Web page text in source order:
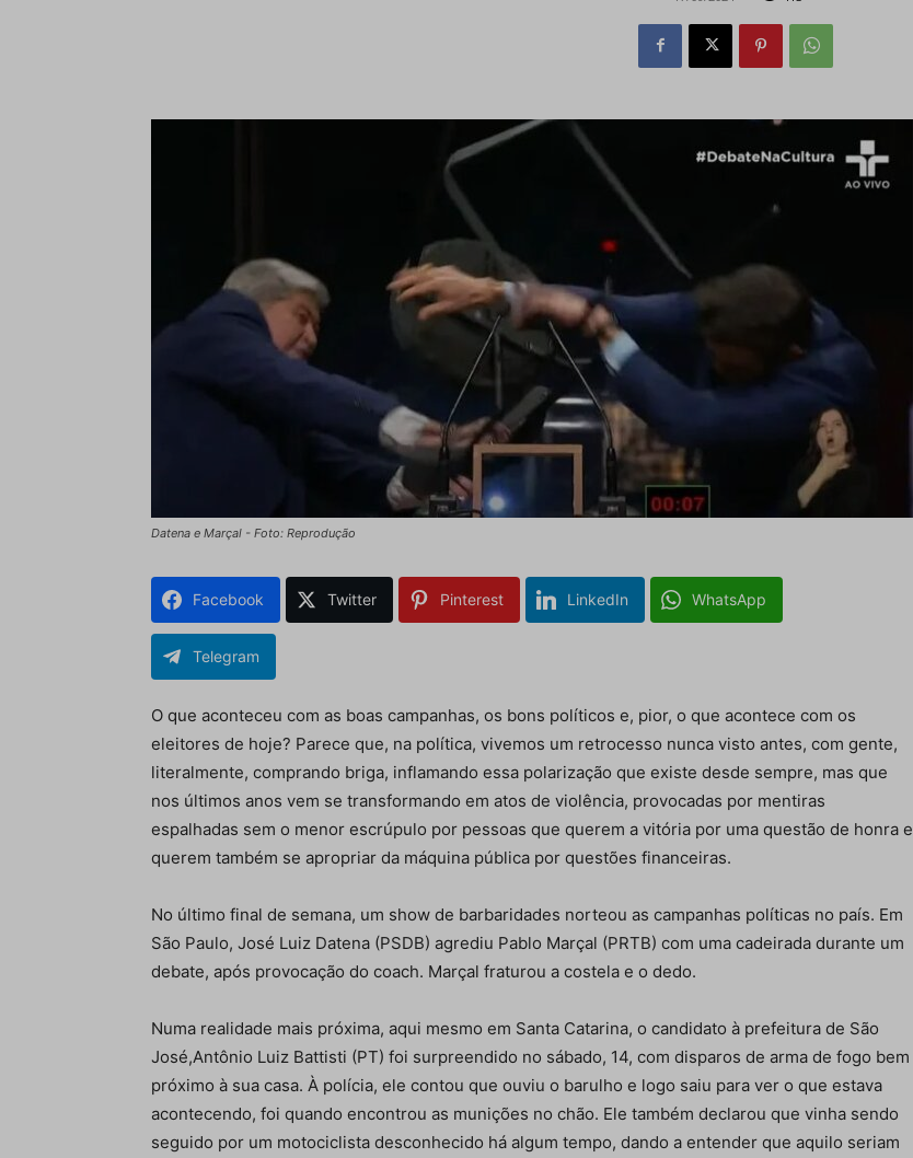
Datena e Marçal - Foto: Reprodução
Facebook Twitter Pinterest LinkedIn WhatsApp
Telegram
O que aconteceu com as boas campanhas, os bons políticos e, pior, o que acontece com os
eleitores de hoje? Parece que, na política, vivemos um retrocesso nunca visto antes, com gente,
literalmente, comprando briga, inflamando essa polarização que existe desde sempre, mas que
nos últimos anos vem se transformando em atos de violência, provocadas por mentiras
espalhadas sem o menor escrúpulo por pessoas que querem a vitória por uma questão de honra e
querem também se apropriar da máquina pública por questões financeiras.
No último final de semana, um show de barbaridades norteou as campanhas políticas no país. Em
São Paulo, José Luiz Datena (PSDB) agrediu Pablo Marçal (PRTB) com uma cadeirada durante um
debate, após provocação do coach. Marçal fraturou a costela e o dedo.
Numa realidade mais próxima, aqui mesmo em Santa Catarina, o candidato à prefeitura de São
José,Antônio Luiz Battisti (PT) foi surpreendido no sábado, 14, com disparos de arma de fogo bem
próximo à sua casa. À polícia, ele contou que ouviu o barulho e logo saiu para ver o que estava
acontecendo, foi quando encontrou as munições no chão. Ele também declarou que vinha sendo
seguido por um motociclista desconhecido há algum tempo, dando a entender que aquilo seriam